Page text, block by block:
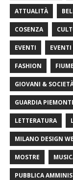
ATTUALITÀ
COSENZA
EVENTI EVENTI
FASHION
GIOVANI &
GUARDIA
LETTERATURA
MILANO DESIGN
MOSTRE
PUBBLICA